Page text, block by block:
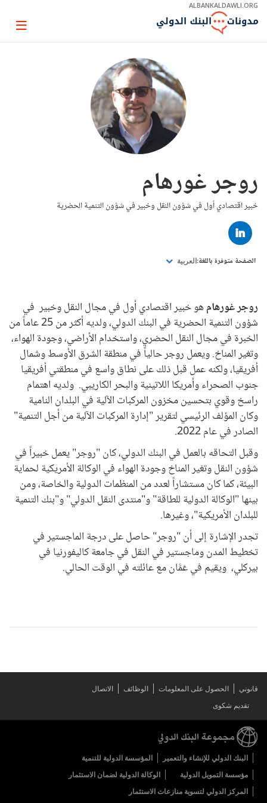
Skip
Main
ALBANKALDAWLI.ORG
Page
روجر غورهام
خبير اقتصادي أول في شؤون النقل وخبير في شؤون التنمية الحضرية
LINKED
IN
الصفحة متوفرة باللغة: العربية
روجر غورهامهو خبير اقتصادي أول في مجال النقل وخبير في
شؤون التنمية الحضرية في البنك الدولي، ولديه أكثر من 25 عاماً من
الخبرة في مجال النقل الحضري، واستخدام الأراضي، وجودة الهواء،
وتغير المناخ. ويعمل روجر حالياً في منطقة الشرق الأوسط وشمال
أفريقيا، ولكنه عمل قبل ذلك على نطاق واسع في منطقتي أفريقيا
جنوب الصحراء وأمريكا اللاتينية والبحر الكاريبي. ولديه اهتمام
راسخ وقوي بتحسين مخزون المركبات الآلية في البلدان النامية
وكان المؤلف الرئيسي لتقرير "إدارة المركبات الآلية من أجل التنمية"
الصادر في عام 2022.
وقبل التحاقه بالعمل في البنك الدولي، كان "روجر" يعمل خبيراً في
شؤون النقل وتغير المناخ وجودة الهواء في الوكالة الأمريكية لحماية
البيئة، كما كان مستشاراً لعدد من المنظمات الدولية والخاصة، ومن
بينها "الوكالة الدولية للطاقة" و"منتدى النقل الدولي" و"بنك التنمية
للبلدان الأمريكية"، وغيرها.
تجدر الإشارة إلى أن "روجر" حاصل على درجة الماجستير في
تخطيط المدن وماجستير في النقل في جامعة كاليفورنيا في
بيركلي، ويقيم في عَمَّان مع عائلته في الوقت الحالي.
قانوني الحصول على المعلومات الوظائف
الاتصال
تقديم شكوى
البنك الدولي للإنشاء والتعمير
المؤسسة الدولية للتنمية
مؤسسة التمويل الدولية
الوكالة الدولية لضمان الاستثمار
المركز الدولي لتسوية منازعات الاستثمار